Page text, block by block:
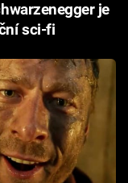
je
sci-fi